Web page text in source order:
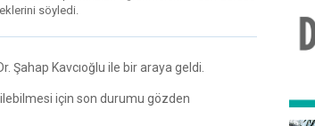
söyledi.
Şahap Kavcıoğlu ile bir araya geldi.
için son durumu gözden